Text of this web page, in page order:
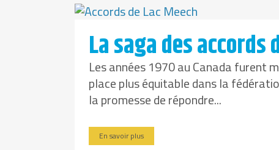
La saga des accords
Les années 1970 au Canada furent
place plus équitable dans la
la promesse de répondre...
En savoir plus